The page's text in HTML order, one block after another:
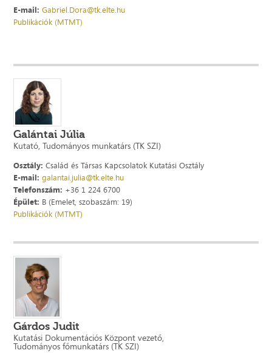
E-mail: Gabriel.Dora@tk.elte.hu
Publikációk (MTMT)
Galántai Júlia
Kutató, Tudományos munkatárs (TK SZI)
Osztály: Család és Társas Kapcsolatok Kutatási Osztály
E-mail: galantai.julia@tk.elte.hu
Telefonszám: +36 1 224 6700
Épület: B (Emelet, szobaszám: 19)
Publikációk (MTMT)
Gárdos Judit
Kutatási Dokumentációs Központ vezető,
Tudományos főmunkatárs (TK SZI)